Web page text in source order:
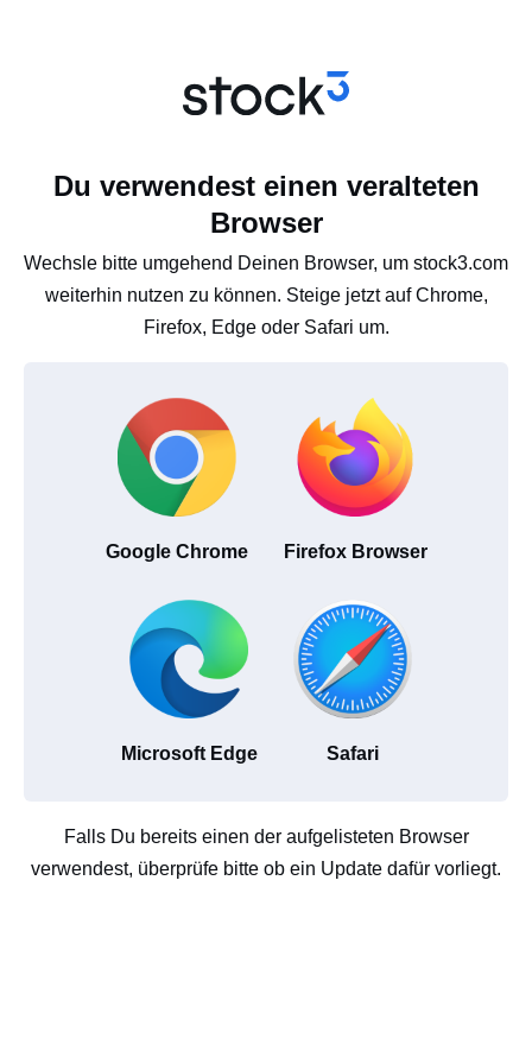
Du verwendest einen veralteten
Browser
Wechsle bitte umgehend Deinen Browser, um stock3.com
weiterhin nutzen zu können. Steige jetzt auf Chrome,
Firefox, Edge oder Safari um.
Google Chrome Firefox Browser
Microsoft Edge Safari
Falls Du bereits einen der aufgelisteten Browser
verwendest, überprüfe bitte ob ein Update dafür vorliegt.